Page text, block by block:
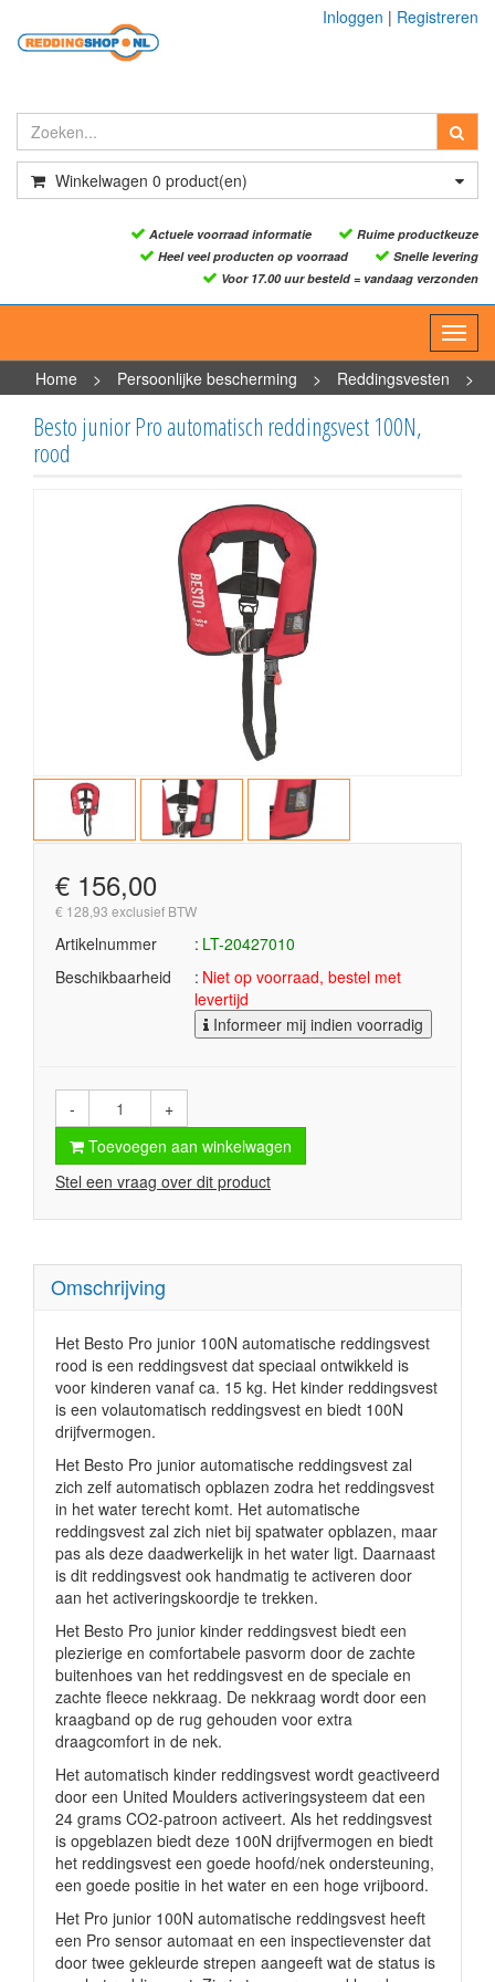
Inloggen | Registreren
Winkelwagen 0 product(en)
Actuele voorraad informatie
Ruime productkeuze
Heel veel producten op voorraad
Snelle levering
Voor 17.00 uur besteld = vandaag verzonden
Home
> Persoonlijke bescherming > Reddingsvesten
>
Reddingsvesten - opblaasbaar > Besto junior Pro automatisch
reddingsvest 100N, rood
Besto junior Pro automatisch reddingsvest 100N,
rood
€ 156,00
€ 128,93 exclusief BTW
Artikelnummer
LT-20427010
Beschikbaarheid
Niet op voorraad, bestel met
levertijd
Informeer mij indien voorradig
-
+
Toevoegen aan winkelwagen
Stel een vraag over dit product
Omschrijving
Het Besto Pro junior 100N automatische reddingsvest
rood is een reddingsvest dat speciaal ontwikkeld is
voor kinderen vanaf ca. 15 kg. Het kinder reddingsvest
is een volautomatisch reddingsvest en biedt 100N
drijfvermogen.
Het Besto Pro junior automatische reddingsvest zal
zich zelf automatisch opblazen zodra het reddingsvest
in het water terecht komt. Het automatische
reddingsvest zal zich niet bij spatwater opblazen, maar
pas als deze daadwerkelijk in het water ligt. Daarnaast
is dit reddingsvest ook handmatig te activeren door
aan het activeringskoordje te trekken.
Het Besto Pro junior kinder reddingsvest biedt een
plezierige en comfortabele pasvorm door de zachte
buitenhoes van het reddingsvest en de speciale en
zachte fleece nekkraag. De nekkraag wordt door een
kraagband op de rug gehouden voor extra
draagcomfort in de nek.
Het automatisch kinder reddingsvest wordt geactiveerd
door een United Moulders activeringsysteem dat een
24 grams CO2-patroon activeert. Als het reddingsvest
is opgeblazen biedt deze 100N drijfvermogen en biedt
het reddingsvest een goede hoofd/nek ondersteuning,
een goede positie in het water en een hoge vrijboord.
Het Pro junior 100N automatische reddingsvest heeft
een Pro sensor automaat en een inspectievenster dat
door twee gekleurde strepen aangeeft wat de status is